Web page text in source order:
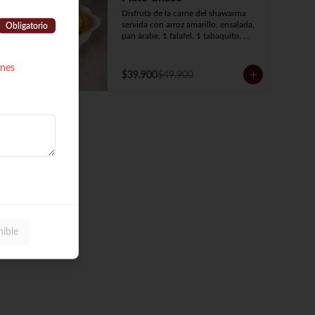
Disfruta de la carne del shawarma
servida con arroz amarillo, ensalada,
pan árabe, 1 falafel, 1 tabaquito,
$39.900$49.900
Obligatorio